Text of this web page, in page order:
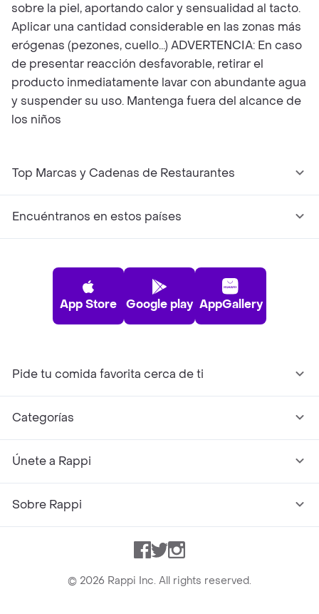
sobre la piel, aportando calor y sensualidad al tacto.
Aplicar una cantidad considerable en las zonas más
erógenas (pezones, cuello...) ADVERTENCIA: En caso
de presentar reacción desfavorable, retirar el
producto inmediatamente lavar con abundante agua
y suspender su uso. Mantenga fuera del alcance de
los niños
Top Marcas y Cadenas de Restaurantes
Encuéntranos en estos países
App Store Google play AppGallery
Pide tu comida favorita cerca de ti
Categorías
Únete a Rappi
Sobre Rappi
Facebook
TwitterInstagram
© 2026 Rappi Inc. All rights reserved.